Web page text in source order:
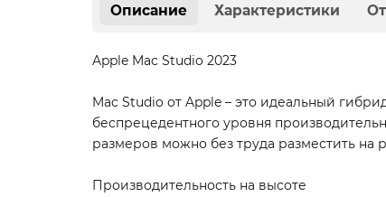
Описание Характеристики
Apple Mac Studio 2023
Mac Studio от Apple – это идеальный
беспрецедентного уровня
размеров можно без труда разместить на
Производительность на высоте